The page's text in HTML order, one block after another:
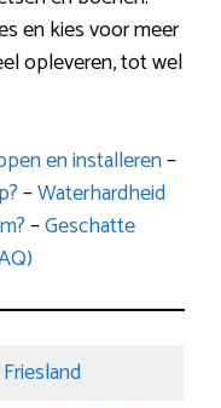
en kies voor meer
opleveren, tot wel
en installeren–
–Waterhardheid
–Geschatte
Friesland